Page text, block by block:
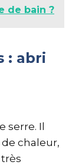
de bain ?
: abri
serre. Il
chaleur,